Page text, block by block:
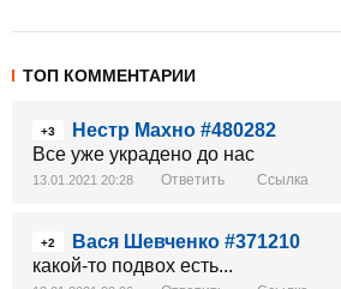
ТОП КОММЕНТАРИИ
+3
Нестр Махно #480282
Все уже украдено до нас
13.01.2021 20:28 Ответить Ссылка
+2
Вася Шевченко #371210
какой-то подвох есть...